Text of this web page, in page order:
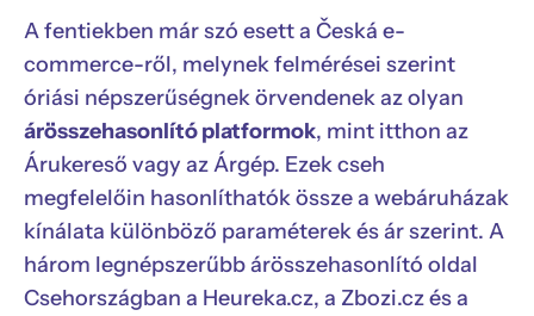
A fentiekben már szó esett a Česká e-
commerce-ről, melynek felmérései szerint
óriási népszerűségnek örvendenek az olyan
árösszehasonlító platformok, mint itthon az
Árukereső vagy az Árgép. Ezek cseh
megfelelőin hasonlíthatók össze a webáruházak
kínálata különböző paraméterek és ár szerint. A
három legnépszerűbb árösszehasonlító oldal
Csehországban a Heureka.cz, a Zbozi.cz és a